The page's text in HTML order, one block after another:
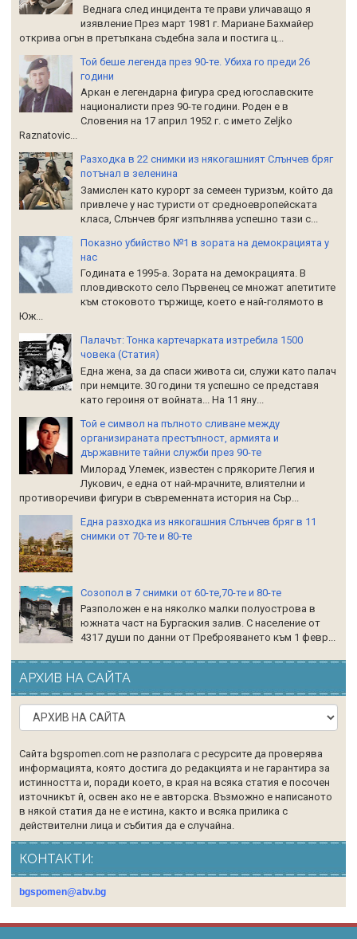
Веднага след инцидента те прави уличаващо я
изявление През март 1981 г. Мариане Бахмайер
открива огън в претъпкана съдебна зала и постига ц...
Той беше легенда през 90-те. Убиха го преди 26
години
Аркан е легендарна фигура сред югославските
националисти през 90-те години. Роден е в
Словения на 17 април 1952 г. с името Zeljko
Raznatoviс...
Разходка в 22 снимки из някогашният Слънчев бряг
потънал в зеленина
Замислен като курорт за семеен туризъм, който да
привлече у нас туристи от средноевропейската
класа, Слънчев бряг изпълнява успешно тази с...
Показно убийство №1 в зората на демокрацията у
нас
Годината е 1995-а. Зората на демокрацията. В
пловдивското село Първенец се множат апетитите
към стоковото тържище, което е най-голямото в
Юж...
Палачът: Тонка картечарката изтребила 1500
човека (Статия)
Една жена, за да спаси живота си, служи като палач
при немците. 30 години тя успешно се представя
като героиня от войната... На 11 яну...
Той е символ на пълното сливане между
организираната престъпност, армията и
държавните тайни служби през 90-те
Милорад Улемек, известен с прякорите Легия и
Лукович, е една от най-мрачните, влиятелни и
противоречиви фигури в съвременната история на Сър...
Една разходка из някогашния Слънчев бряг в 11
снимки от 70-те и 80-те
Созопол в 7 снимки от 60-те,70-те и 80-те
Разположен е на няколко малки полуострова в
южната част на Бургаския залив. С население от
4317 души по данни от Преброяването към 1 февр...
АРХИВ НА САЙТА
Сайта bgspomen.com не разполага с ресурсите да проверява
информацията, която достига до редакцията и не гарантира за
истинността и, поради което, в края на всяка статия е посочен
източникът й, освен ако не е авторска. Възможно е написаното
в някой статия да не е истина, както и всяка прилика с
действителни лица и събития да е случайна.
КОНТАКТИ:
bgspomen@abv.bg